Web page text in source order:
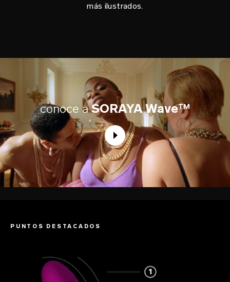
más ilustrados.
conoce aSORAYA Wave™
PUNTOS DESTACADOS